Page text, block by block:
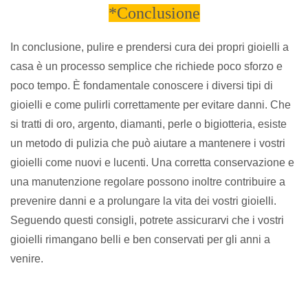
*Conclusione
In conclusione, pulire e prendersi cura dei propri gioielli a
casa è un processo semplice che richiede poco sforzo e
poco tempo. È fondamentale conoscere i diversi tipi di
gioielli e come pulirli correttamente per evitare danni. Che
si tratti di oro, argento, diamanti, perle o bigiotteria, esiste
un metodo di pulizia che può aiutare a mantenere i vostri
gioielli come nuovi e lucenti. Una corretta conservazione e
una manutenzione regolare possono inoltre contribuire a
prevenire danni e a prolungare la vita dei vostri gioielli.
Seguendo questi consigli, potrete assicurarvi che i vostri
gioielli rimangano belli e ben conservati per gli anni a
venire.